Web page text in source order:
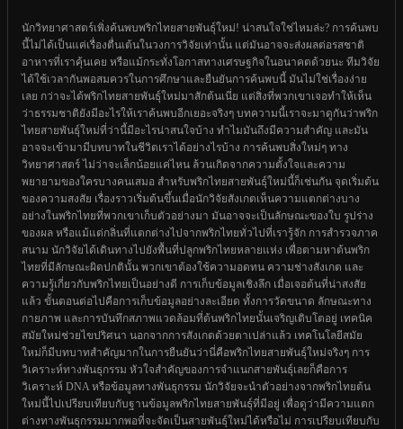
นักวิทยาศาสตร์เพิ่งค้นพบพริกไทยสายพันธุ์ใหม่! น่าสนใจใช่ไหมล่ะ? การค้นพบ
นี้ไม่ได้เป็นแค่เรื่องตื่นเต้นในวงการวิจัยเท่านั้น แต่มันอาจจะส่งผลต่อรสชาติ
อาหารที่เราคุ้นเคย หรือแม้กระทั่งโอกาสทางเศรษฐกิจในอนาคตด้วยนะ ทีมวิจัย
ได้ใช้เวลากันพอสมควรในการศึกษาและยืนยันการค้นพบนี้ มันไม่ใช่เรื่องง่าย
เลย กว่าจะได้พริกไทยสายพันธุ์ใหม่มาสักต้นเนี่ย แต่สิ่งที่พวกเขาเจอทำให้เห็น
ว่าธรรมชาติยังมีอะไรให้เราค้นพบอีกเยอะจริงๆ บทความนี้เราจะมาดูกันว่าพริก
ไทยสายพันธุ์ใหม่ที่ว่านี้มีอะไรน่าสนใจบ้าง ทำไมมันถึงมีความสำคัญ และมัน
อาจจะเข้ามามีบทบาทในชีวิตเราได้อย่างไรบ้าง การค้นพบสิ่งใหม่ๆ ทาง
วิทยาศาสตร์ ไม่ว่าจะเล็กน้อยแค่ไหน ล้วนเกิดจากความตั้งใจและความ
พยายามของใครบางคนเสมอ สำหรับพริกไทยสายพันธุ์ใหม่นี้ก็เช่นกัน จุดเริ่มต้น
ของความสงสัย เรื่องราวเริ่มต้นขึ้นเมื่อนักวิจัยสังเกตเห็นความแตกต่างบาง
อย่างในพริกไทยที่พวกเขาเก็บตัวอย่างมา มันอาจจะเป็นลักษณะของใบ รูปร่าง
ของผล หรือแม้แต่กลิ่นที่แตกต่างไปจากพริกไทยทั่วไปที่เรารู้จัก การสำรวจภาค
สนาม นักวิจัยได้เดินทางไปยังพื้นที่ปลูกพริกไทยหลายแห่ง เพื่อตามหาต้นพริก
ไทยที่มีลักษณะผิดปกตินั้น พวกเขาต้องใช้ความอดทน ความช่างสังเกต และ
ความรู้เกี่ยวกับพริกไทยเป็นอย่างดี การเก็บข้อมูลเชิงลึก เมื่อเจอต้นที่น่าสงสัย
แล้ว ขั้นตอนต่อไปคือการเก็บข้อมูลอย่างละเอียด ทั้งการวัดขนาด ลักษณะทาง
กายภาพ และการบันทึกสภาพแวดล้อมที่ต้นพริกไทยนั้นเจริญเติบโตอยู่ เทคนิค
สมัยใหม่ช่วยไขปริศนา นอกจากการสังเกตด้วยตาเปล่าแล้ว เทคโนโลยีสมัย
ใหม่ก็มีบทบาทสำคัญมากในการยืนยันว่านี่คือพริกไทยสายพันธุ์ใหม่จริงๆ การ
วิเคราะห์ทางพันธุกรรม หัวใจสำคัญของการจำแนกสายพันธุ์เลยก็คือการ
วิเคราะห์ DNA หรือข้อมูลทางพันธุกรรม นักวิจัยจะนำตัวอย่างจากพริกไทยต้น
ใหม่นี้ไปเปรียบเทียบกับฐานข้อมูลพริกไทยสายพันธุ์ที่มีอยู่ เพื่อดูว่ามีความแตก
ต่างทางพันธุกรรมมากพอที่จะจัดเป็นสายพันธุ์ใหม่ได้หรือไม่ การเปรียบเทียบกับ